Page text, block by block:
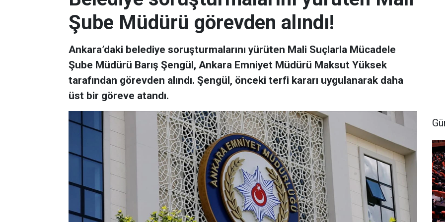
Şube Müdürü görevden alındı!
Ankara’daki belediye soruşturmalarını yürüten Mali Suçlarla Mücadele
Şube Müdürü Barış Şengül, Ankara Emniyet Müdürü Maksut Yüksek
tarafından görevden alındı. Şengül, önceki terfi kararı uygulanarak daha
üst bir göreve atandı.